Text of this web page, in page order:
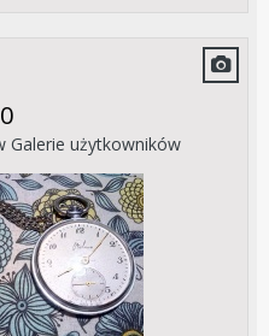
Galerie użytkowników